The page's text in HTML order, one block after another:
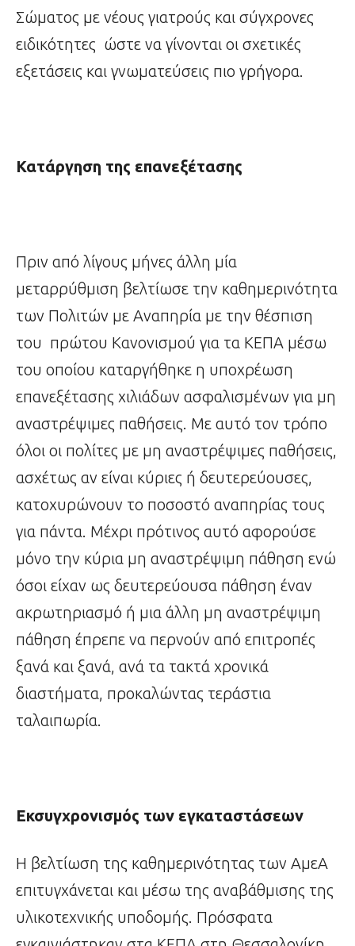
Σώματος με νέους γιατρούς και σύγχρονες
ειδικότητες ώστε να γίνονται οι σχετικές
εξετάσεις και γνωματεύσεις πιο γρήγορα.
Κατάργηση της επανεξέτασης
Πριν από λίγους μήνες άλλη μία
μεταρρύθμιση βελτίωσε την καθημερινότητα
των Πολιτών με Αναπηρία με την θέσπιση
του πρώτου Κανονισμού για τα ΚΕΠΑ μέσω
του οποίου καταργήθηκε η υποχρέωση
επανεξέτασης χιλιάδων ασφαλισμένων για μη
αναστρέψιμες παθήσεις. Με αυτό τον τρόπο
όλοι οι πολίτες με μη αναστρέψιμες παθήσεις,
ασχέτως αν είναι κύριες ή δευτερεύουσες,
κατοχυρώνουν το ποσοστό αναπηρίας τους
για πάντα. Μέχρι πρότινος αυτό αφορούσε
μόνο την κύρια μη αναστρέψιμη πάθηση ενώ
όσοι είχαν ως δευτερεύουσα πάθηση έναν
ακρωτηριασμό ή μια άλλη μη αναστρέψιμη
πάθηση έπρεπε να περνούν από επιτροπές
ξανά και ξανά, ανά τα τακτά χρονικά
διαστήματα, προκαλώντας τεράστια
ταλαιπωρία.
Εκσυγχρονισμός των εγκαταστάσεων
Η βελτίωση της καθημερινότητας των ΑμεΑ
επιτυγχάνεται και μέσω της αναβάθμισης της
υλικοτεχνικής υποδομής. Πρόσφατα